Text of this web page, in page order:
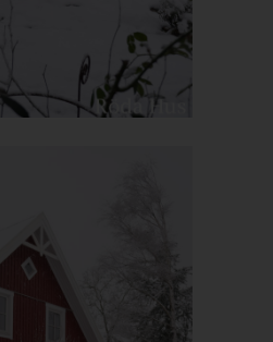
Datenschutz-Grundverordnung,
der Europäischen Union
und anderer Bestimmungen mit
ist: